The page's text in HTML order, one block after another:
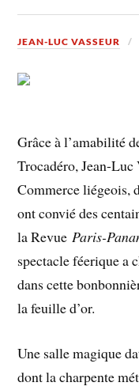
JEAN-LUC VASSEUR
Grâce à l’amabilité
Trocadéro, Jean-Luc
Commerce liégeois,
ont convié des
la RevueParis-
spectacle féerique a
dans cette
la feuille d’or.
Une salle magique
dont la charpente